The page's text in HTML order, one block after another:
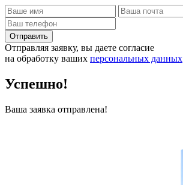
Отправить
Отправляя заявку, вы даете согласие
на обработку ваших персональных данных
Успешно!
Ваша заявка отправлена!